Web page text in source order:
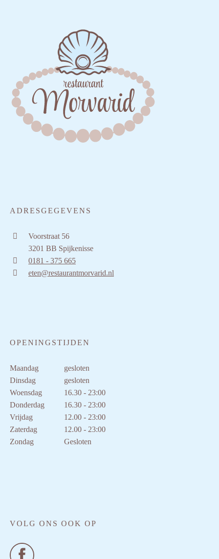
ADRESGEGEVENS
Voorstraat 56
3201 BB Spijkenisse
0181 - 375 665
eten@restaurantmorvarid.nl
OPENINGSTIJDEN
Maandag
gesloten
Dinsdag
gesloten
Woensdag
16.30 - 23:00
Donderdag
16.30 - 23:00
Vrijdag
12.00 - 23:00
Zaterdag
12.00 - 23:00
Zondag
Gesloten
VOLG ONS OOK OP